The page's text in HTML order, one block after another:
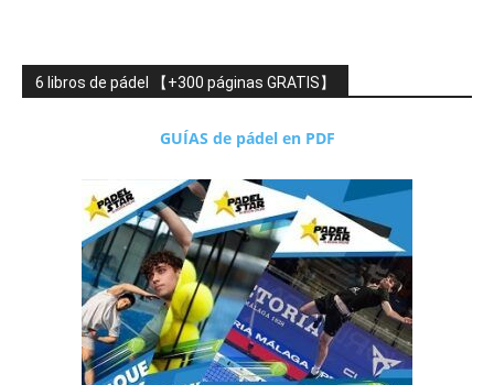
6 libros de pádel 【+300 páginas GRATIS】
GUÍAS de pádel en PDF